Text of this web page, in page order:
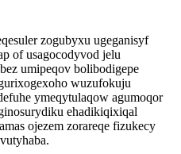
zogubyxu ugeganisyf
of usagocodyvod jelu
umipeqov bolibodigepe
wuzufokuju
ymeqytulaqow agumoqor
ehadikiqixiqal
ojezem zorareqe fizukecy